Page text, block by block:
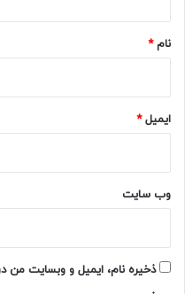
نام*
ایمیل*
وب‌ سایت
ذخیره نام، ایمیل و وبسایت من